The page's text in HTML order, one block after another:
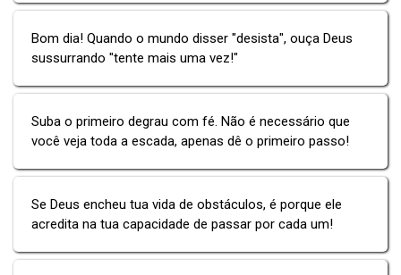
Bom dia! Quando o mundo disser "desista", ouça Deus
sussurrando "tente mais uma vez!"
Suba o primeiro degrau com fé. Não é necessário que
você veja toda a escada, apenas dê o primeiro passo!
Se Deus encheu tua vida de obstáculos, é porque ele
acredita na tua capacidade de passar por cada um!